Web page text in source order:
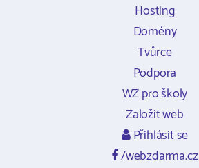
Hosting
Domény
Tvůrce
Podpora
WZ pro školy
Založit web
Přihlásit se
/webzdarma.cz